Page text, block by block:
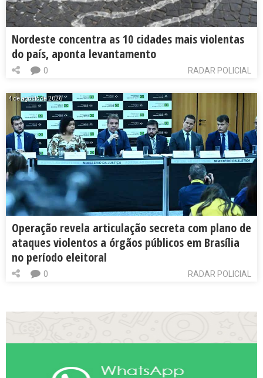
Nordeste concentra as 10 cidades mais violentas
do país, aponta levantamento
RADAR POLICIAL
0
4 de agosto de 2026
Operação revela articulação secreta com plano de
ataques violentos a órgãos públicos em Brasília
no período eleitoral
RADAR POLICIAL
0